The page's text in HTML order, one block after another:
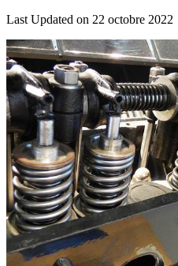
Last Updated on 22 octobre 2022